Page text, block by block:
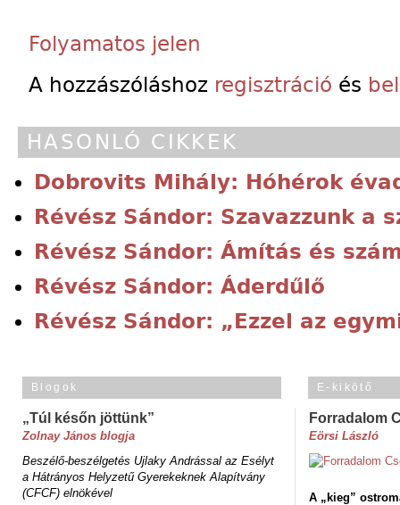
Folyamatos jelen
A hozzászóláshoz regisztráció és
HASONLÓ CIKKEK
Dobrovits Mihály: Hóhérok
Révész Sándor: Szavazzunk a
Révész Sándor: Ámítás és
Révész Sándor: Áderdűlő
Révész Sándor: „Ezzel az
Blogok
„Túl későn jöttünk”
Zolnay János blogja
Beszélő-beszélgetés Ujlaky Andrással az Esélyt
a Hátrányos Helyzetű Gyerekeknek Alapítvány
(CFCF) elnökével
E-kikötő
Forradalom
Eörsi László
A „kieg”